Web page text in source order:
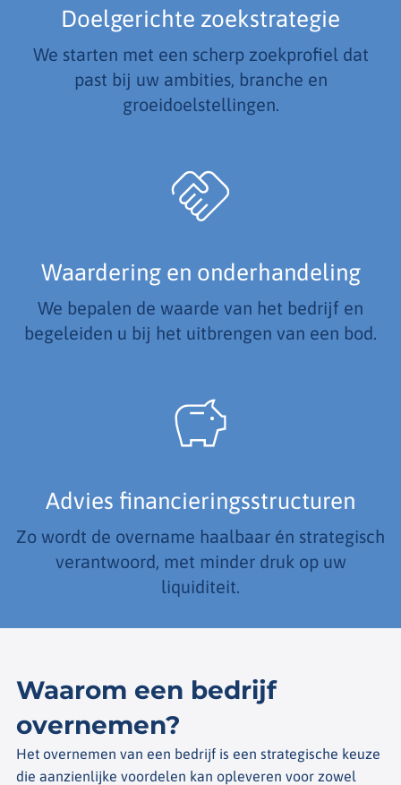
Doelgerichte zoekstrategie
We starten met een scherp zoekprofiel dat
past bij uw ambities, branche en
groeidoelstellingen.
Waardering en onderhandeling
We bepalen de waarde van het bedrijf en
begeleiden u bij het uitbrengen van een bod.
Advies financieringsstructuren
Zo wordt de overname haalbaar én strategisch
verantwoord, met minder druk op uw
liquiditeit.
Waarom een bedrijf
overnemen?
Het overnemen van een bedrijf is een strategische keuze
die aanzienlijke voordelen kan opleveren voor zowel